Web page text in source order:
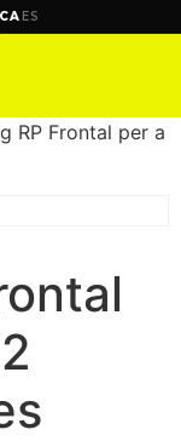
CA ES
RP Frontal per a